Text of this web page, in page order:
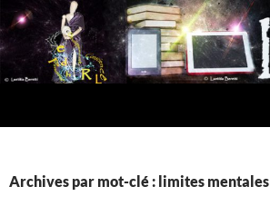
Aller
au
contenu
Archives par mot-clé : limites mentales